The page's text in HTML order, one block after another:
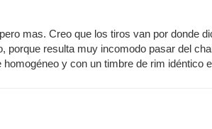
mas. Creo que los tiros van por donde
porque resulta muy incomodo pasar del
y con un timbre de rim idéntico